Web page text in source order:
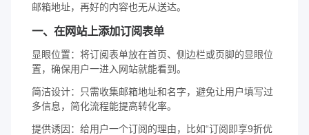
邮箱地址，再好的内容也无从送达。
一、在网站上添加订阅表单
显眼位置：将订阅表单放在首页、侧边栏或页脚的显眼位
置，确保用户一进入网站就能看到。
简洁设计：只需收集邮箱地址和名字，避免让用户填写过
多信息，简化流程能提高转化率。
提供诱因：给用户一个订阅的理由，比如“订阅即享9折优